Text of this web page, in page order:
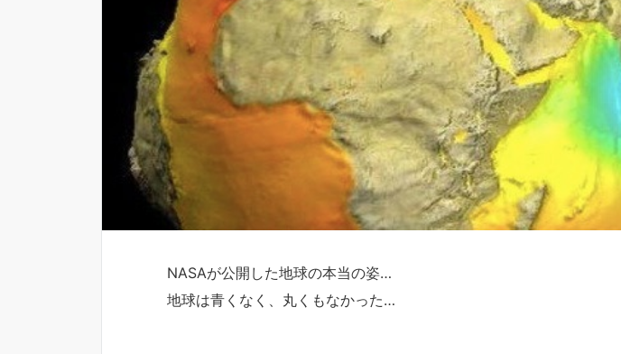
NASAが公開した地球の本当の姿…
地球は青くなく、丸くもなかった…